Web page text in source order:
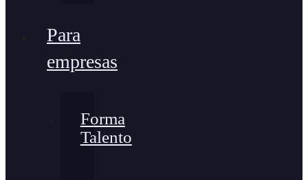
Para
empresas
Forma
Talento